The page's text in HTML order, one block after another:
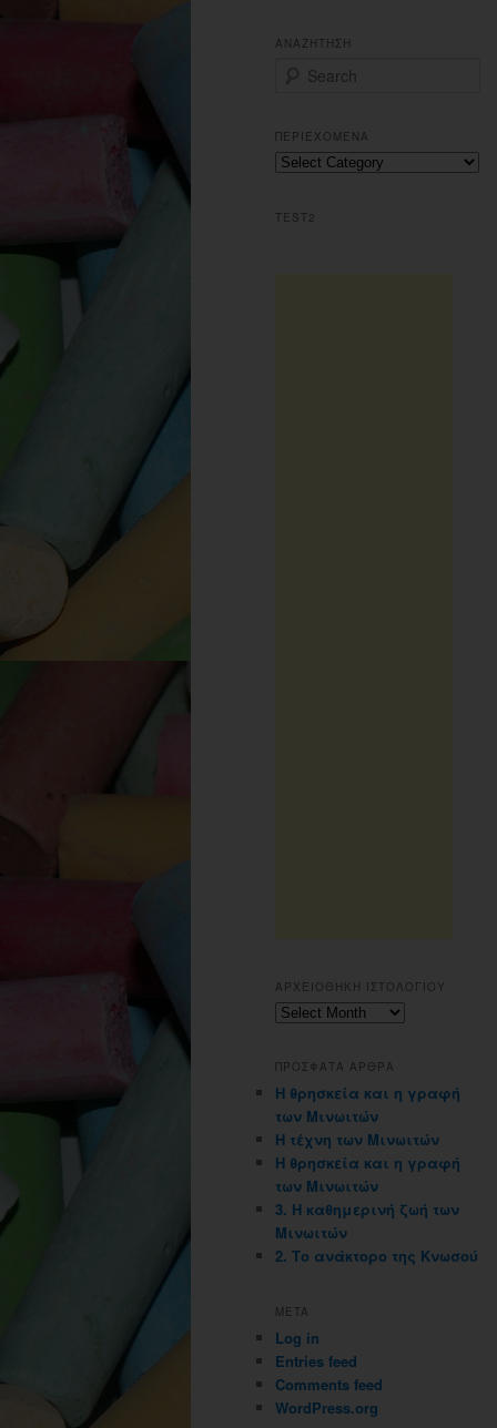
ΑΝΑΖΗΤΗΣΗ
r
c
h
ΠΕΡΙΕΧΟΜΕΝΑ
Περιεχομενα
TEST2
ΑΡΧΕΙΟΘΗΚΗ ΙΣΤΟΛΟΓΙΟΥ
Αρχειοθηκη
ΠΡΟΣΦΑΤΑ ΑΡΘΡΑ
Η θρησκεία και η γραφή
των Μινωιτών
Η τέχνη των Μινωιτών
Η θρησκεία και η γραφή
των Μινωιτών
3. Η καθημερινή ζωή των
Μινωιτών
2. Το ανάκτορο της Κνωσού
META
Log in
Entries feed
Comments feed
WordPress.org